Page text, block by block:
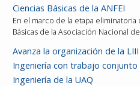
Ciencias Básicas de la ANFEI
En el marco de la etapa
Básicas de la Asociación Nacional
Avanza la organización de la
Ingeniería con trabajo conjunto
Ingeniería de la UAQ